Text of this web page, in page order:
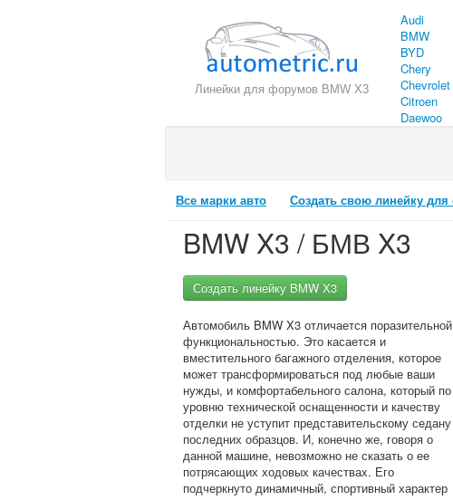
Линейки для форумов BMW X3
Audi
BMW
BYD
Chery
Chevrolet
Citroen
Daewoo
Все марки авто Создать свою линейку
BMW X3 / БМВ X3
Создать линейку BMW X3
Автомобиль BMW X3 отличается поразительной
функциональностью. Это касается и
вместительного багажного отделения, которое
может трансформироваться под любые ваши
нужды, и комфортабельного салона, который по
уровню технической оснащенности и качеству
отделки не уступит представительскому седану
последних образцов. И, конечно же, говоря о
данной машине, невозможно не сказать о ее
потрясающих ходовых качествах. Его
подчеркнуто динамичный, спортивный характер